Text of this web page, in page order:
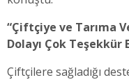
“Çiftçiye ve Tarıma
Dolayı Çok Teşekkür
Çiftçilere sağladığı